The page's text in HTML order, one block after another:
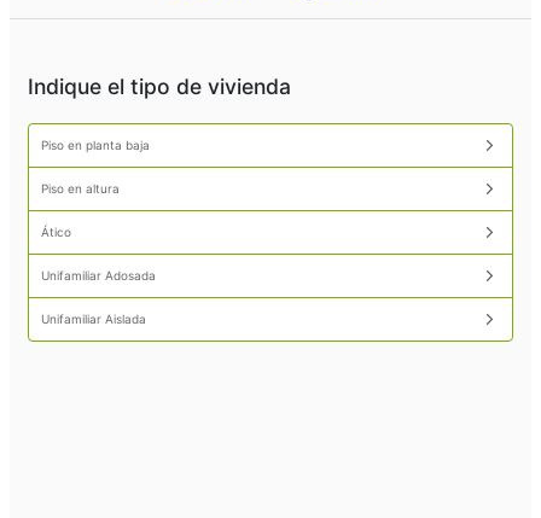
Indique el tipo de vivienda
Piso en planta baja
Piso en altura
Ático
Unifamiliar Adosada
Unifamiliar Aislada